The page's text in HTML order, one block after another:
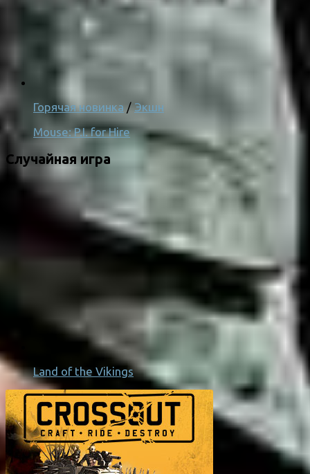
Горячая новинка / Экшн
Mouse: P.I. for Hire
Случайная игра
Land of the Vikings